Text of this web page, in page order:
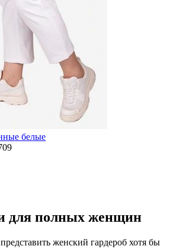
белые
для полных женщин
женский гардероб хотя бы